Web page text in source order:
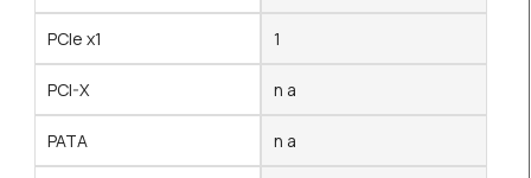
PCIe x1 1
PCI-X n a
PATA n a